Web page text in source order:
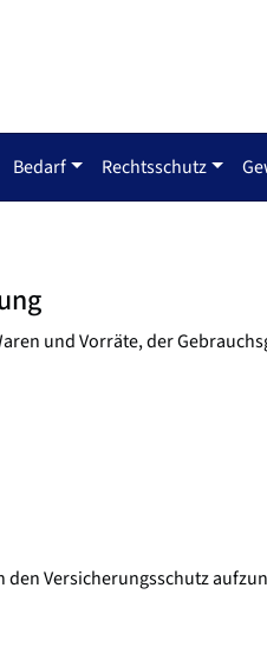
Bedarf Rechtsschutz
und Vorräte, der
Versicherungsschutz